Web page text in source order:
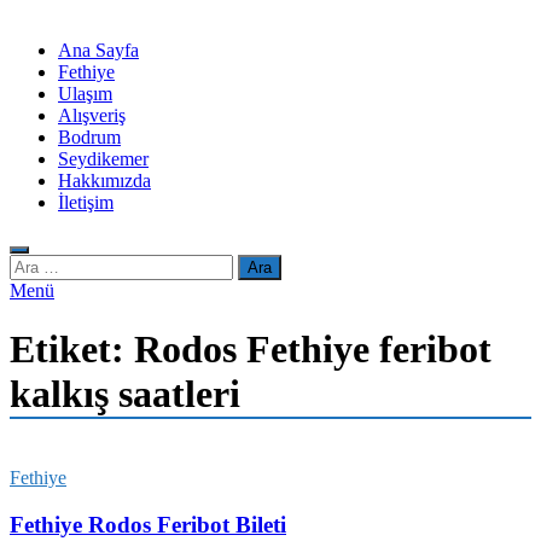
Ana Sayfa
Fethiye
Ulaşım
Alışveriş
Bodrum
Seydikemer
Hakkımızda
İletişim
Arama:
Menü
Etiket: Rodos Fethiye feribot
kalkış saatleri
Fethiye
Fethiye Rodos Feribot Bileti